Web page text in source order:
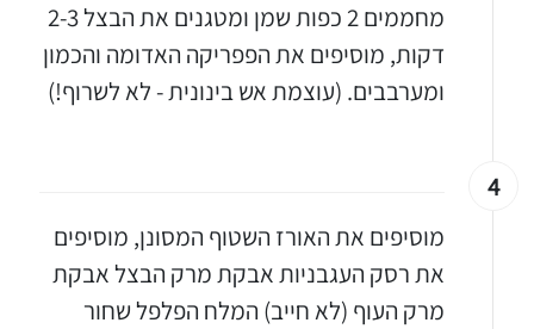
מחממים 2 כפות שמן ומטגנים את הבצל 2-3
דקות, מוסיפים את הפפריקה האדומה והכמון
ומערבבים. (עוצמת אש בינונית - לא לשרוף!)
4
מוסיפים את האורז השטוף המסונן, מוסיפים
את רסק העגבניות אבקת מרק הבצל אבקת
מרק העוף (לא חייב) המלח הפלפל שחור